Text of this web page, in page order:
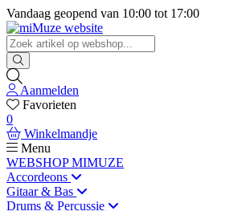
Vandaag geopend van 10:00 tot 17:00
Aanmelden
Favorieten
0
Winkelmandje
Menu
WEBSHOP MIMUZE
Accordeons
Gitaar & Bas
Drums & Percussie